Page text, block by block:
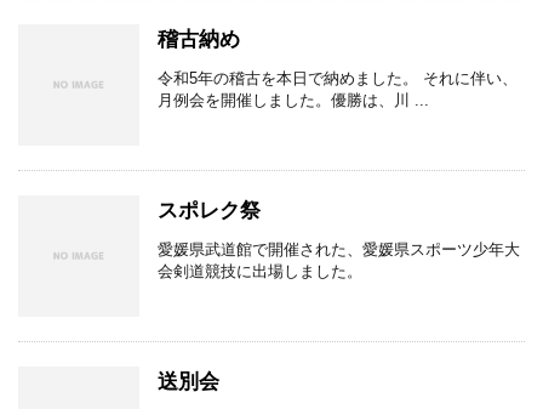
稽古納め
令和5年の稽古を本日で納めました。 それに伴い、
月例会を開催しました。優勝は、川 ...
スポレク祭
愛媛県武道館で開催された、愛媛県スポーツ少年大
会剣道競技に出場しました。
送別会